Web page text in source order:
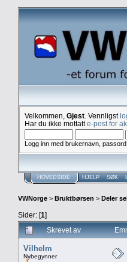
Velkommen, Gjest . Vennligst
Har du ikke mottatte-post for
Logg inn med brukernavn,
HOVEDSIDE HJELP SØK
VWNorge > Bruktbørsen > Deler
Sider: [1]
Skrevet av
Vilhelm
Nybegynner